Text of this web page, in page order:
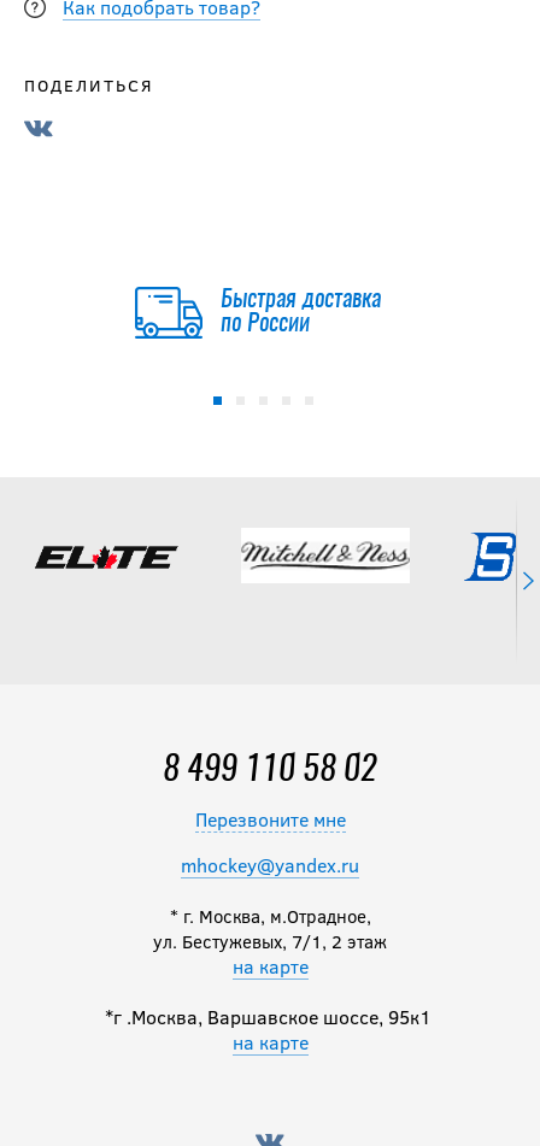
Как подобрать товар?
ПОДЕЛИТЬСЯ
Быстрая доставка
по России
8 499 110 58 02
Перезвоните мне
mhockey@yandex.ru
* г. Москва, м.Отрадное,
ул. Бестужевых, 7/1, 2 этаж
на карте
*г .Москва, Варшавское шоссе, 95к1
на карте